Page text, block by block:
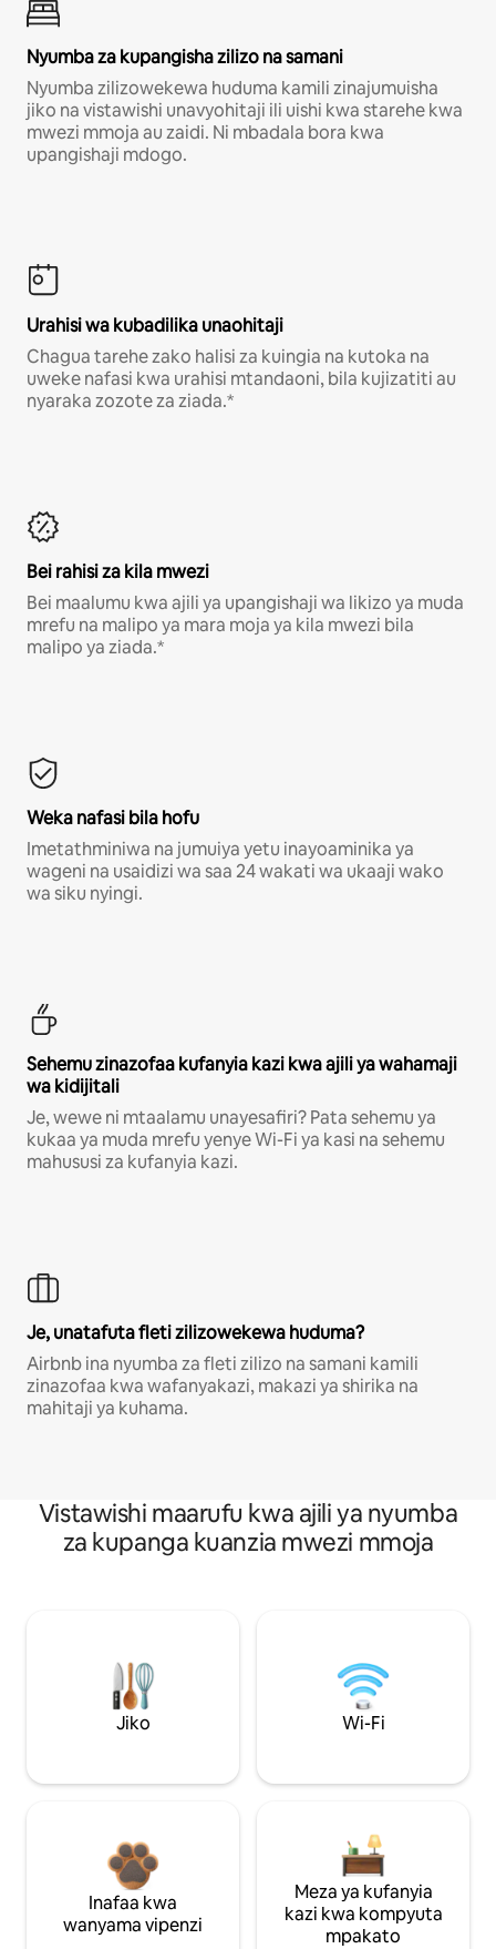
Nyumba za kupangisha zilizo na samani
Nyumba zilizowekewa huduma kamili zinajumuisha
jiko na vistawishi unavyohitaji ili uishi kwa starehe kwa
mwezi mmoja au zaidi. Ni mbadala bora kwa
upangishaji mdogo.
Urahisi wa kubadilika unaohitaji
Chagua tarehe zako halisi za kuingia na kutoka na
uweke nafasi kwa urahisi mtandaoni, bila kujizatiti au
nyaraka zozote za ziada.*
Bei rahisi za kila mwezi
Bei maalumu kwa ajili ya upangishaji wa likizo ya muda
mrefu na malipo ya mara moja ya kila mwezi bila
malipo ya ziada.*
Weka nafasi bila hofu
Imetathminiwa na jumuiya yetu inayoaminika ya
wageni na usaidizi wa saa 24 wakati wa ukaaji wako
wa siku nyingi.
Sehemu zinazofaa kufanyia kazi kwa ajili ya wahamaji
wa kidijitali
Je, wewe ni mtaalamu unayesafiri? Pata sehemu ya
kukaa ya muda mrefu yenye Wi-Fi ya kasi na sehemu
mahususi za kufanyia kazi.
Je, unatafuta fleti zilizowekewa huduma?
Airbnb ina nyumba za fleti zilizo na samani kamili
zinazofaa kwa wafanyakazi, makazi ya shirika na
mahitaji ya kuhama.
Vistawishi maarufu kwa ajili ya nyumba
za kupanga kuanzia mwezi mmoja
Jiko Wi-Fi
Inafaa kwa
wanyama vipenzi
Meza ya kufanyia
kazi kwa kompyuta
mpakato